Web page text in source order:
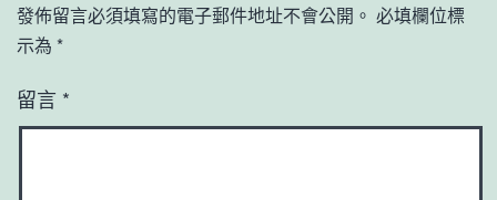
發佈留言必須填寫的電子郵件地址不會公開。 必填欄位標
示為 *
留言 *